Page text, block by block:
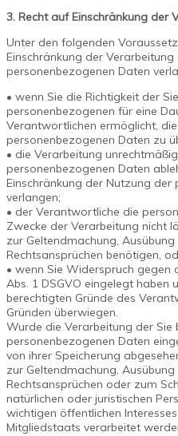
3. Recht auf Einschränkung der
Unter den folgenden
Einschränkung der
personenbezogenen Daten
• wenn Sie die Richtigkeit der
personenbezogenen für eine
Verantwortlichen ermöglicht,
personenbezogenen Daten zu
• die Verarbeitung
personenbezogenen Daten
Einschränkung der Nutzung der
verlangen;
• der Verantwortliche die
Zwecke der Verarbeitung nicht
zur Geltendmachung,
Rechtsansprüchen benötigen,
• wenn Sie Widerspruch
Abs. 1 DSGVO eingelegt haben
berechtigten Gründe des
Gründen überwiegen.
Wurde die Verarbeitung der Sie
personenbezogenen Daten
von ihrer Speicherung
zur Geltendmachung,
Rechtsansprüchen oder zum
natürlichen oder juristischen
wichtigen öffentlichen
Mitgliedstaats verarbeitet